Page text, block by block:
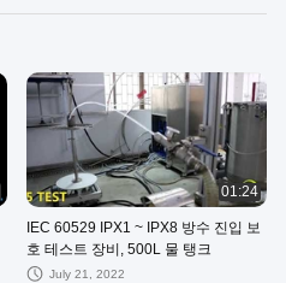
01:24
IEC 60529 IPX1 ~ IPX8 방수 진입 보
호 테스트 장비, 500L 물 탱크
July 21, 2022